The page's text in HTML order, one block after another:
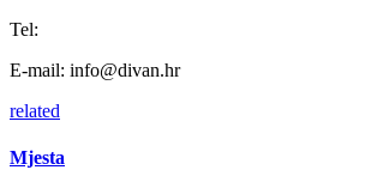
Tel:
E-mail: info@divan.hr
related
Mjesta